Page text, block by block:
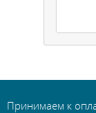
Принимаем к